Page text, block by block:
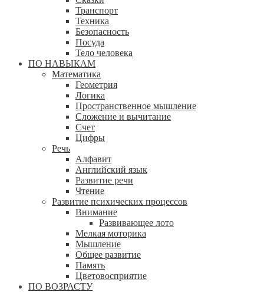
Транспорт
Техника
Безопасность
Посуда
Тело человека
ПО НАВЫКАМ
Математика
Геометрия
Логика
Пространственное мышление
Сложение и вычитание
Счет
Цифры
Речь
Алфавит
Английский язык
Развитие речи
Чтение
Развитие психических процессов
Внимание
Развивающее лото
Мелкая моторика
Мышление
Общее развитие
Память
Цветовосприятие
ПО ВОЗРАСТУ